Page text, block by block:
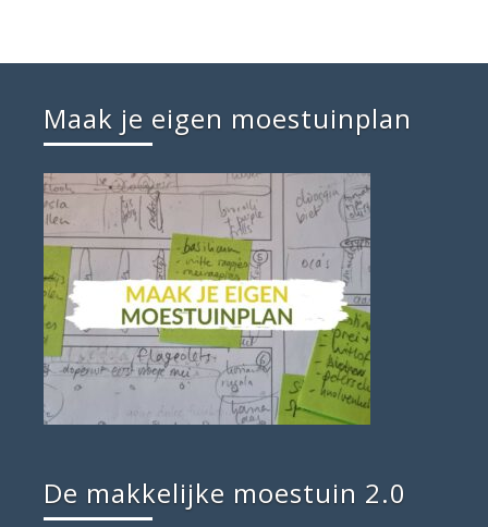
Maak je eigen moestuinplan
De makkelijke moestuin 2.0